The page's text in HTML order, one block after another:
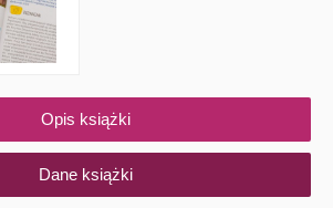
Opis książki
Dane książki